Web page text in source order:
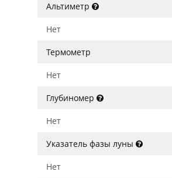
Альтиметр
Нет
Термометр
Нет
Глубиномер
Нет
Указатель фазы луны
Нет